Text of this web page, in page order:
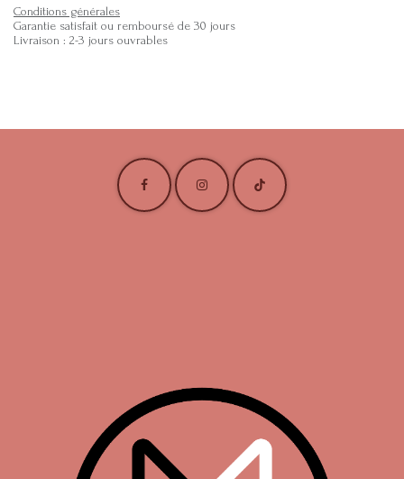
Conditions générales
Garantie satisfait ou remboursé de 30 jours
Livraison : 2-3 jours ouvrables